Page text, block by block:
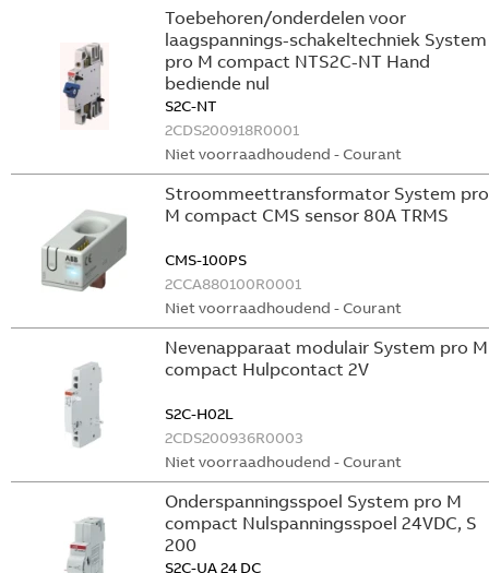
Toebehoren/onderdelen voor
laagspannings-schakeltechniek System
pro M compact NTS2C-NT Hand
bediende nul
S2C-NT
2CDS200918R0001
Niet voorraadhoudend - Courant
Stroommeettransformator System pro
M compact CMS sensor 80A TRMS
CMS-100PS
2CCA880100R0001
Niet voorraadhoudend - Courant
Nevenapparaat modulair System pro M
compact Hulpcontact 2V
S2C-H02L
2CDS200936R0003
Niet voorraadhoudend - Courant
Onderspanningsspoel System pro M
compact Nulspanningsspoel 24VDC, S
200
S2C-UA 24 DC